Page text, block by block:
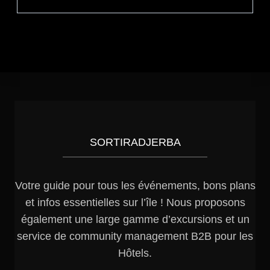
SORTIRADJERBA
Votre guide pour tous les événements, bons plans
et infos essentielles sur l’île ! Nous proposons
également une large gamme d’excursions et un
service de community management B2B pour les
Hôtels.